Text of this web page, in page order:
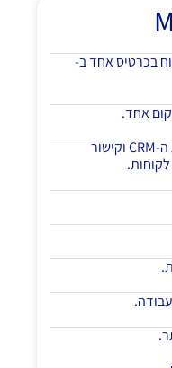
בכרטיס אחד ב-
אחד.
אינטגרציה מובנית עם מערכת ה-CRM וקישור